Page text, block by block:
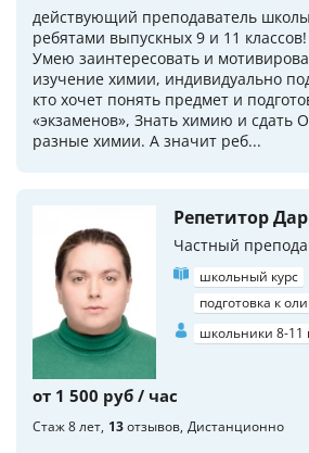
действующий преподаватель
ребятами выпускных 9 и 11 классов!
Умею заинтересовать и
изучение химии, индивидуально
кто хочет понять предмет и
«экзаменов», Знать химию и сдать
разные химии. А значит реб...
Репетитор
Частный
школьный курс
подготовка к
школьники 8-11
от 1 500 руб / час
Стаж 8 лет 13отзывов Дистанционно